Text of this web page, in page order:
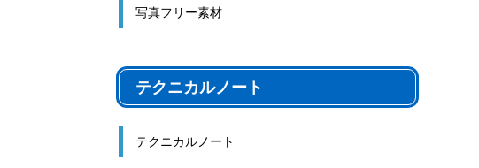
写真フリー素材
テクニカルノート
テクニカルノート